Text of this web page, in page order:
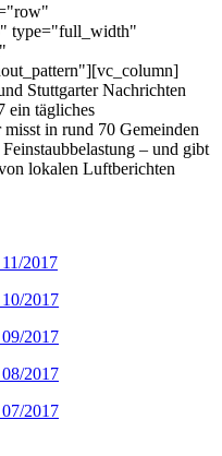
type="full_width"
Stuttgarter Nachrichten
ein tägliches
in rund 70 Gemeinden
– und gibt
lokalen Luftberichten
2017
2017
2017
2017
2017